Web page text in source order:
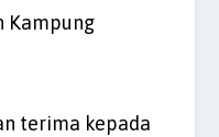
Kampung
terima kepada